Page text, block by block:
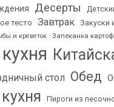
Десерты
тесто Завтрак
Закуски
и креветок Запеканка
стол Обед
Пироги из